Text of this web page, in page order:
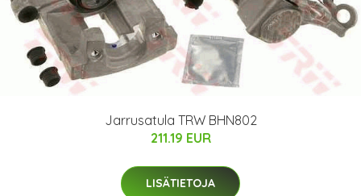
Jarrusatula TRW BHN802
211.19 EUR
LISÄTIETOJA